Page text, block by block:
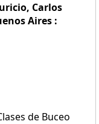
Carlos
Aires :
de Buceo